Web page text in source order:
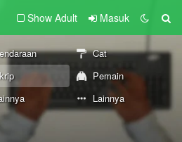
Show Adult Masuk
Cat
Pemain
Lainnya